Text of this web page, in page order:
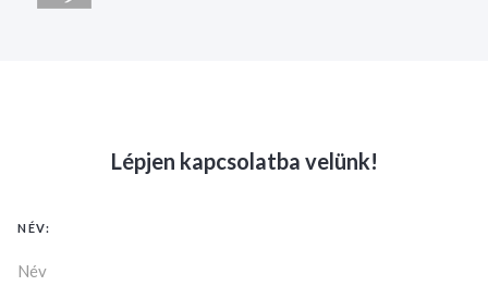
Lépjen kapcsolatba velünk!
NÉV: